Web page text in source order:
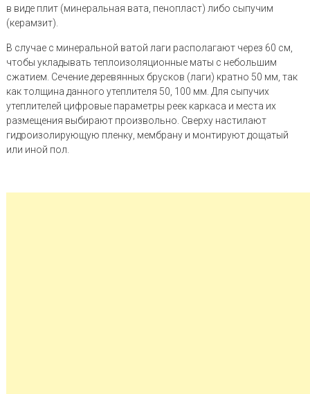
в виде плит (минеральная вата, пенопласт) либо сыпучим
(керамзит).
В случае с минеральной ватой лаги располагают через 60 см,
чтобы укладывать теплоизоляционные маты с небольшим
сжатием. Сечение деревянных брусков (лаги) кратно 50 мм, так
как толщина данного утеплителя 50, 100 мм. Для сыпучих
утеплителей цифровые параметры реек каркаса и места их
размещения выбирают произвольно. Сверху настилают
гидроизолирующую пленку, мембрану и монтируют дощатый
или иной пол.